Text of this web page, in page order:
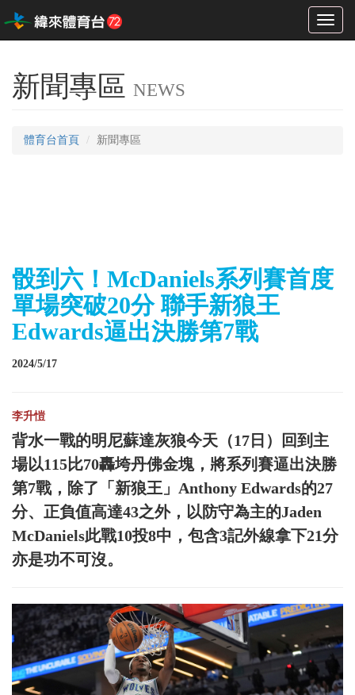
Toggle
新聞專區 NEWS
體育台首頁 新聞專區
骰到六！McDaniels系列賽首度
單場突破20分 聯手新狼王
Edwards逼出決勝第7戰
2024/5/17
李升愷
背水一戰的明尼蘇達灰狼今天（17日）回到主
場以115比70轟垮丹佛金塊，將系列賽逼出決勝
第7戰，除了「新狼王」Anthony Edwards的27
分、正負值高達43之外，以防守為主的Jaden
McDaniels此戰10投8中，包含3記外線拿下21分
亦是功不可沒。